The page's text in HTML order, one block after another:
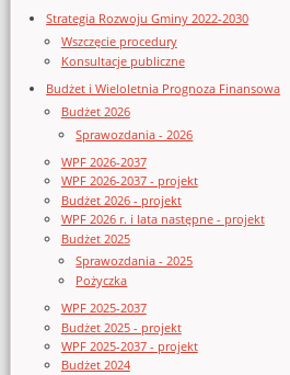
Strategia Rozwoju Gminy 2022-2030
Wszczęcie procedury
Konsultacje publiczne
Budżet i Wieloletnia Prognoza Finansowa
Budżet 2026
Sprawozdania - 2026
WPF 2026-2037
WPF 2026-2037 - projekt
Budżet 2026 - projekt
WPF 2026 r. i lata następne - projekt
Budżet 2025
Sprawozdania - 2025
Pożyczka
WPF 2025-2037
Budżet 2025 - projekt
WPF 2025-2037 - projekt
Budżet 2024